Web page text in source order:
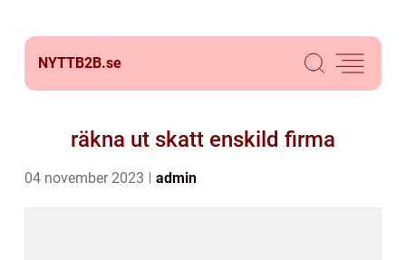
NYTTB2B.se
räkna ut skatt enskild firma
04 november 2023 admin